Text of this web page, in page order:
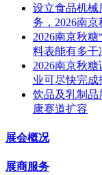
设立食品机械
务，2026南
2026南京秋
料表能有多干
2026南京秋
业可尽快完成
饮品及乳制品
康赛道扩容
展会概况
展商服务